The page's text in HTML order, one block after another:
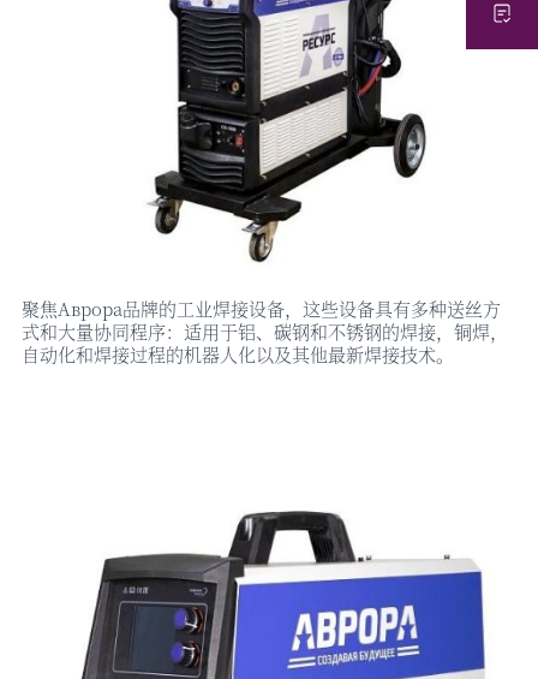
聚焦Аврора品牌的工业焊接设备，这些设备具有多种送丝方
式和大量协同程序：适用于铝、碳钢和不锈钢的焊接，铜焊，
自动化和焊接过程的机器人化以及其他最新焊接技术。